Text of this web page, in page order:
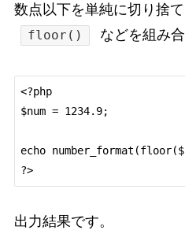
数点以下を単純に切り捨て
floor() などを組み
<?php
$num = 1234.9;
echo
?>
出力結果です。